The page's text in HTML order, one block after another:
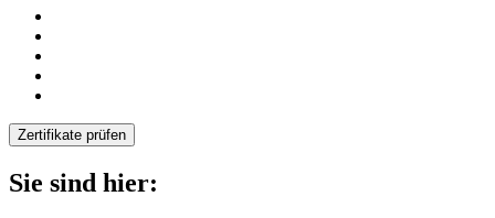
Zertifikate prüfen
Sie sind hier: